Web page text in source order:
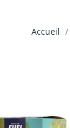
Accueil